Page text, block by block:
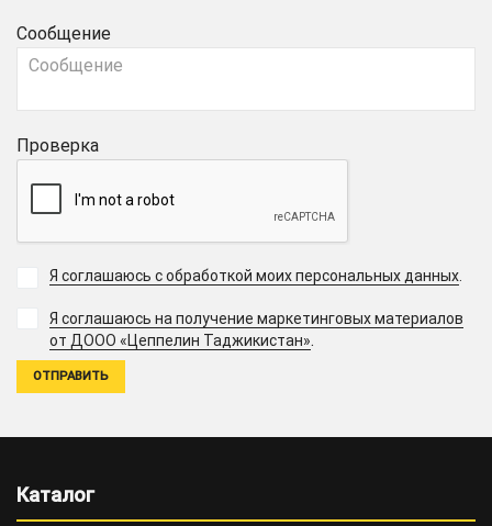
Сообщение
Проверка
Я соглашаюсь с обработкой моих персональных данных
Я соглашаюсь на получение маркетинговых материалов
от ДООО «Цеппелин Таджикистан».
Каталог